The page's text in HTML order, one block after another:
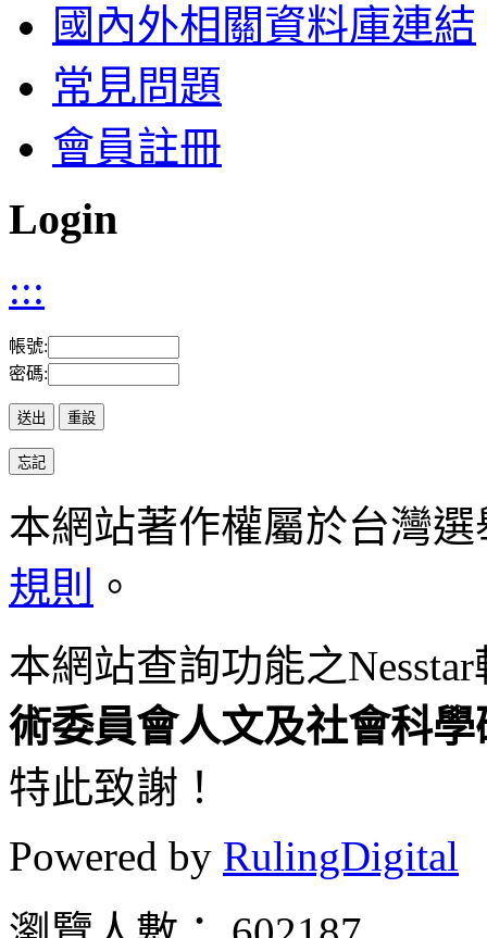
國內外相關資料庫連結
常見問題
會員註冊
Login
:::
帳號:
密碼:
本網站著作權屬於台灣
規則
。
本網站查詢功能之Nesstar
術委員會人文及社會科
特此致謝！
Powered by RulingDigital